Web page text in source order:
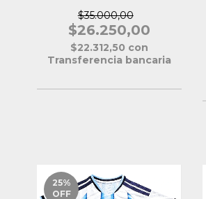
$35.000,00
$26.250,00
$22.312,50 con
Transferencia bancaria
25%
OFF